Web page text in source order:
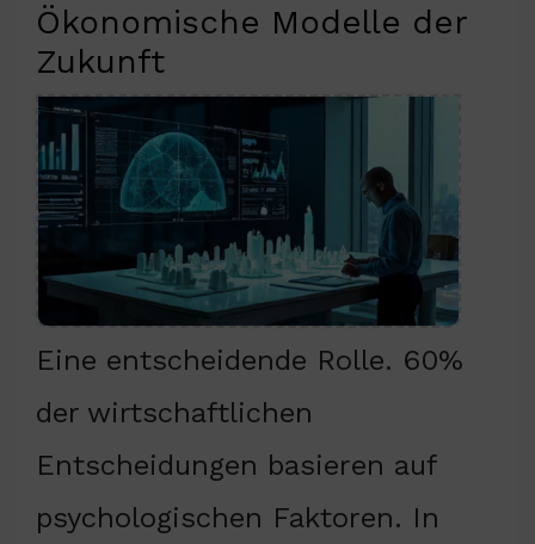
Ökonomische Modelle der
Zukunft
Eine entscheidende Rolle. 60%
der wirtschaftlichen
Entscheidungen basieren auf
psychologischen Faktoren. In